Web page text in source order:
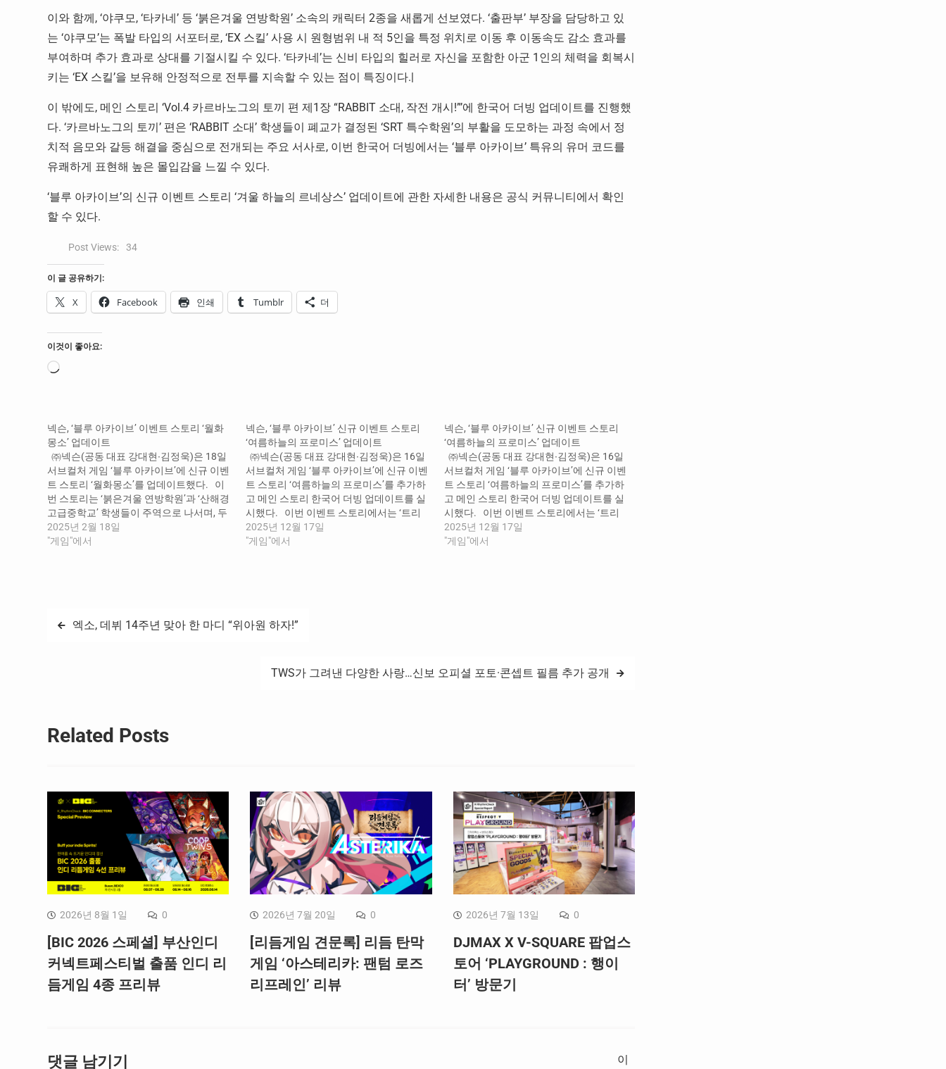
이와 함께, ‘야쿠모, ‘타카네’ 등 ‘붉은겨울 연방학원’ 소속의 캐릭터 2종을 새롭게 선보였다. ‘출판부’ 부장을 담당하고 있
는 ‘야쿠모’는 폭발 타입의 서포터로, ‘EX 스킬’ 사용 시 원형범위 내 적 5인을 특정 위치로 이동 후 이동속도 감소 효과를
부여하며 추가 효과로 상대를 기절시킬 수 있다. ‘타카네’는 신비 타입의 힐러로 자신을 포함한 아군 1인의 체력을 회복시
키는 ‘EX 스킬’을 보유해 안정적으로 전투를 지속할 수 있는 점이 특징이다.|
이 밖에도, 메인 스토리 ‘Vol.4 카르바노그의 토끼 편 제1장 “RABBIT 소대, 작전 개시!”’에 한국어 더빙 업데이트를 진행했
다. ‘카르바노그의 토끼’ 편은 ‘RABBIT 소대’ 학생들이 폐교가 결정된 ‘SRT 특수학원’의 부활을 도모하는 과정 속에서 정
치적 음모와 갈등 해결을 중심으로 전개되는 주요 서사로, 이번 한국어 더빙에서는 ‘블루 아카이브’ 특유의 유머 코드를
유쾌하게 표현해 높은 몰입감을 느낄 수 있다.
‘블루 아카이브’의 신규 이벤트 스토리 ‘겨울 하늘의 르네상스’ 업데이트에 관한 자세한 내용은 공식 커뮤니티에서 확인
할 수 있다.
Post Views: 34
이 글 공유하기:
X Facebook 인쇄 Tumblr 더
이것이 좋아요:
로
넥슨, ‘블루 아카이브’ 이벤트 스토리 ‘월화
몽소’ 업데이트
㈜넥슨(공동 대표 강대현∙김정욱)은 18일
서브컬처 게임 ‘블루 아카이브’에 신규 이벤
트 스토리 ‘월화몽소’를 업데이트했다. 이
번 스토리는 ‘붉은겨울 연방학원’과 ‘산해경
고급중학교’ 학생들이 주역으로 나서며, 두
학원 간 전통적으로 진행되는 행사 ‘교류
회’에 대한 이야기가 전개된다. 스토리를 플
2025년 2월 18일
"게임"에서
넥슨, ‘블루 아카이브’ 신규 이벤트 스토리
‘여름하늘의 프로미스’ 업데이트
㈜넥슨(공동 대표 강대현∙김정욱)은 16일
서브컬처 게임 ‘블루 아카이브’에 신규 이벤
트 스토리 ‘여름하늘의 프로미스’를 추가하
고 메인 스토리 한국어 더빙 업데이트를 실
시했다. 이번 이벤트 스토리에서는 ‘트리
니티 종합학원’의 학생회 ‘티파티’와 ‘정의실
현부’ 학생들이 주인공으로 등장하며, 바닷
2025년 12월 17일
"게임"에서
넥슨, ‘블루 아카이브’ 신규 이벤트 스토리
‘여름하늘의 프로미스’ 업데이트
㈜넥슨(공동 대표 강대현∙김정욱)은 16일
서브컬처 게임 ‘블루 아카이브’에 신규 이벤
트 스토리 ‘여름하늘의 프로미스’를 추가하
고 메인 스토리 한국어 더빙 업데이트를 실
시했다. 이번 이벤트 스토리에서는 ‘트리
니티 종합학원’의 학생회 ‘티파티’와 ‘정의실
현부’ 학생들이 주인공으로 등장하며, 바닷
2025년 12월 17일
"게임"에서
글 엑소, 데뷔 14주년 맞아 한 마디 “위아원 하자!”
TWS가 그려낸 다양한 사랑…신보 오피셜 포토·콘셉트 필름 추가 공개
Related Posts
2026년 8월 1일 0
[BIC 2026 스페셜] 부산인디
커넥트페스티벌 출품 인디 리
듬게임 4종 프리뷰
2026년 7월 20일 0
[리듬게임 견문록] 리듬 탄막
게임 ‘아스테리카: 팬텀 로즈
리프레인’ 리뷰
2026년 7월 13일 0
DJMAX X V-SQUARE 팝업스
토어 ‘PLAYGROUND : 행이
터’ 방문기
댓글 남기기
이